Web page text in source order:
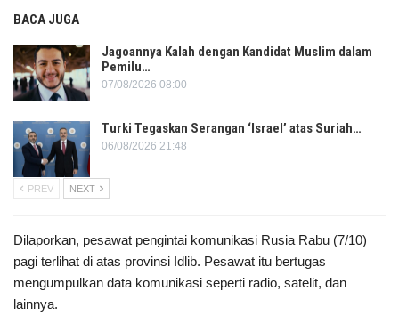
BACA JUGA
Jagoannya Kalah dengan Kandidat Muslim dalam
Pemilu…
07/08/2026 08:00
Turki Tegaskan Serangan ‘Israel’ atas Suriah…
06/08/2026 21:48
PREV NEXT
Dilaporkan, pesawat pengintai komunikasi Rusia Rabu (7/10)
pagi terlihat di atas provinsi Idlib. Pesawat itu bertugas
mengumpulkan data komunikasi seperti radio, satelit, dan
lainnya.